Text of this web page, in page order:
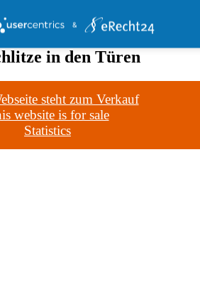
in den Türen
steht zum Verkauf
website is for sale
Statistics
&